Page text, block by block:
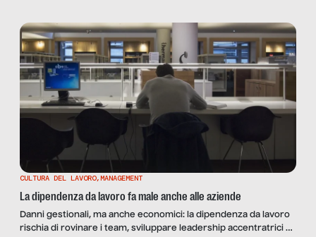
CULTURA DEL LAVORO,MANAGEMENT
La dipendenza da lavoro fa male anche alle aziende
Danni gestionali, ma anche economici: la dipendenza da lavoro
rischia di rovinare i team, sviluppare leadership accentratrici e